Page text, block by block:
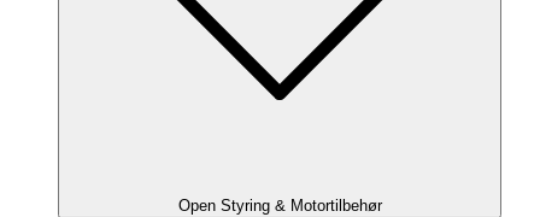
Open Styring & Motortilbehør